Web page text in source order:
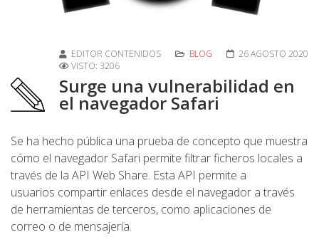
EDITOR CONTENIDOS BLOG
26 AGOSTO 2020
VISTO: 3206
Surge una vulnerabilidad en
el navegador Safari
Se ha hecho pública una prueba de concepto que muestra
cómo el navegador Safari permite filtrar ficheros locales a
través de la API Web Share. Esta API permite a
usuarios compartir enlaces desde el navegador a través
de herramientas de terceros, como aplicaciones de
correo o de mensajería.